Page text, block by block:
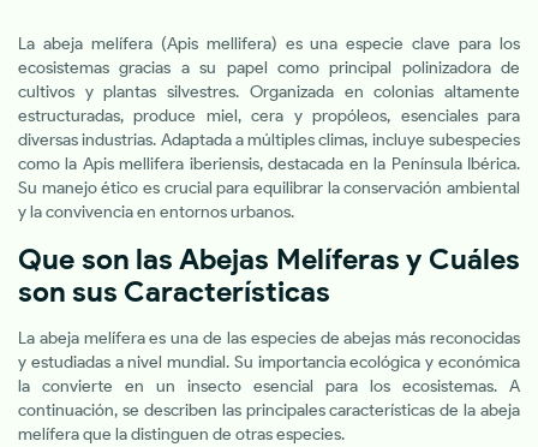
La abeja melífera (Apis mellifera) es una especie clave para los
ecosistemas gracias a su papel como principal polinizadora de
cultivos y plantas silvestres. Organizada en colonias altamente
estructuradas, produce miel, cera y propóleos, esenciales para
diversas industrias. Adaptada a múltiples climas, incluye subespecies
como la Apis mellifera iberiensis, destacada en la Península Ibérica.
Su manejo ético es crucial para equilibrar la conservación ambiental
y la convivencia en entornos urbanos.
Que son las Abejas Melíferas y Cuáles
son sus ​Características
La abeja melífera es una de las especies de abejas más reconocidas
y estudiadas a nivel mundial. Su importancia ecológica y económica
la convierte en un insecto esencial para los ecosistemas. A
continuación, se describen las principales características de la abeja
melífera que la distinguen de otras especies.